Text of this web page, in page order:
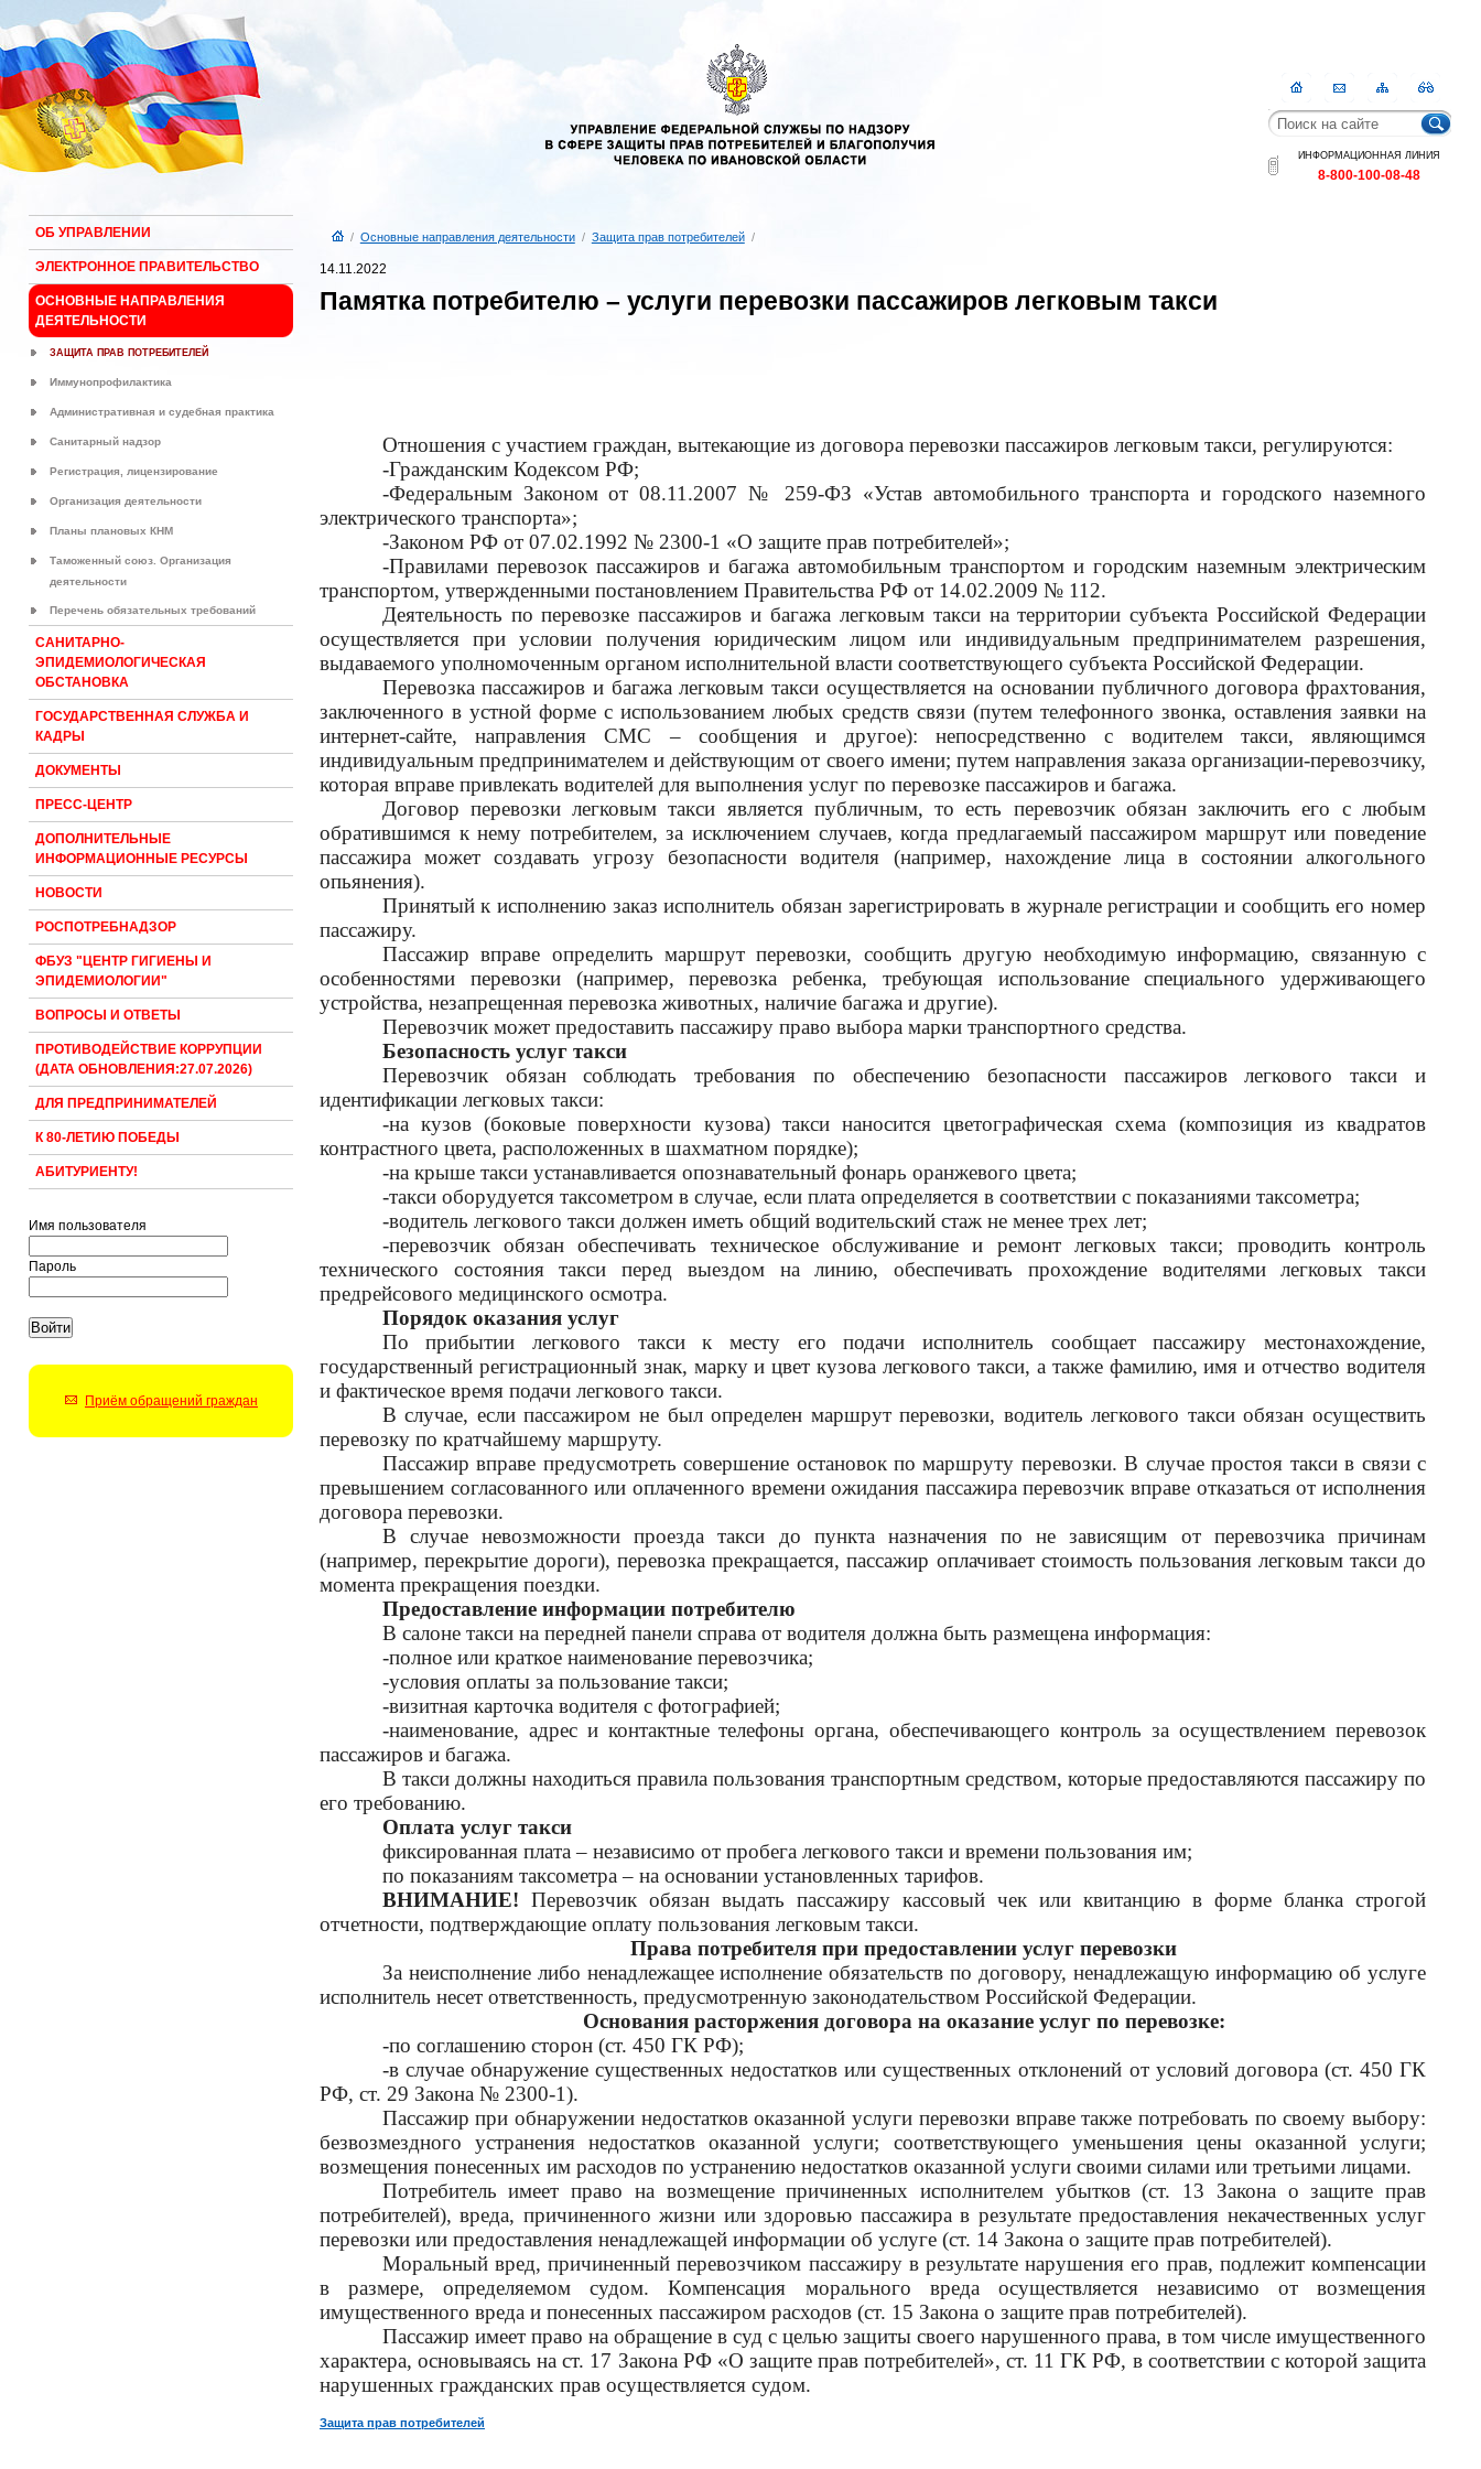
ГлавнаяКонтактыКарта
сайта
RSS
ИНФОРМАЦИОННАЯ ЛИНИЯ
8-800-100-08-48
ОБ УПРАВЛЕНИИ
ЭЛЕКТРОННОЕ ПРАВИТЕЛЬСТВО
ОСНОВНЫЕ НАПРАВЛЕНИЯ
ДЕЯТЕЛЬНОСТИ
ЗАЩИТА ПРАВ ПОТРЕБИТЕЛЕЙ
Иммунопрофилактика
Административная и судебная практика
Санитарный надзор
Регистрация, лицензирование
Организация деятельности
Планы плановых КНМ
Таможенный союз. Организация
деятельности
Перечень обязательных требований
САНИТАРНО-
ЭПИДЕМИОЛОГИЧЕСКАЯ
ОБСТАНОВКА
ГОСУДАРСТВЕННАЯ СЛУЖБА И
КАДРЫ
ДОКУМЕНТЫ
ПРЕСС-ЦЕНТР
ДОПОЛНИТЕЛЬНЫЕ
ИНФОРМАЦИОННЫЕ РЕСУРСЫ
НОВОСТИ
РОСПОТРЕБНАДЗОР
ФБУЗ "ЦЕНТР ГИГИЕНЫ И
ЭПИДЕМИОЛОГИИ"
ВОПРОСЫ И ОТВЕТЫ
ПРОТИВОДЕЙСТВИЕ КОРРУПЦИИ
(ДАТА ОБНОВЛЕНИЯ:27.07.2026)
ДЛЯ ПРЕДПРИНИМАТЕЛЕЙ
К 80-ЛЕТИЮ ПОБЕДЫ
АБИТУРИЕНТУ!
Имя пользователя
Пароль
Приём обращений граждан
/ Основные направления деятельности/ Защита прав потребителей/
14.11.2022
Памятка потребителю – услуги перевозки пассажиров легковым такси
Отношения с участием граждан, вытекающие из договора перевозки пассажиров легковым такси, регулируются:
-Гражданским Кодексом РФ;
-Федеральным Законом от 08.11.2007 № 259-ФЗ «Устав автомобильного транспорта и городского наземного
электрического транспорта»;
-Законом РФ от 07.02.1992 № 2300-1 «О защите прав потребителей»;
-Правилами перевозок пассажиров и багажа автомобильным транспортом и городским наземным электрическим
транспортом, утвержденными постановлением Правительства РФ от 14.02.2009 № 112.
Деятельность по перевозке пассажиров и багажа легковым такси на территории субъекта Российской Федерации
осуществляется при условии получения юридическим лицом или индивидуальным предпринимателем разрешения,
выдаваемого уполномоченным органом исполнительной власти соответствующего субъекта Российской Федерации.
Перевозка пассажиров и багажа легковым такси осуществляется на основании публичного договора фрахтования,
заключенного в устной форме с использованием любых средств связи (путем телефонного звонка, оставления заявки на
интернет-сайте, направления СМС – сообщения и другое): непосредственно с водителем такси, являющимся
индивидуальным предпринимателем и действующим от своего имени; путем направления заказа организации-перевозчику,
которая вправе привлекать водителей для выполнения услуг по перевозке пассажиров и багажа.
Договор перевозки легковым такси является публичным, то есть перевозчик обязан заключить его с любым
обратившимся к нему потребителем, за исключением случаев, когда предлагаемый пассажиром маршрут или поведение
пассажира может создавать угрозу безопасности водителя (например, нахождение лица в состоянии алкогольного
опьянения).
Принятый к исполнению заказ исполнитель обязан зарегистрировать в журнале регистрации и сообщить его номер
пассажиру.
Пассажир вправе определить маршрут перевозки, сообщить другую необходимую информацию, связанную с
особенностями перевозки (например, перевозка ребенка, требующая использование специального удерживающего
устройства, незапрещенная перевозка животных, наличие багажа и другие).
Перевозчик может предоставить пассажиру право выбора марки транспортного средства.
Безопасность услуг такси
Перевозчик обязан соблюдать требования по обеспечению безопасности пассажиров легкового такси и
идентификации легковых такси:
-на кузов (боковые поверхности кузова) такси наносится цветографическая схема (композиция из квадратов
контрастного цвета, расположенных в шахматном порядке);
-на крыше такси устанавливается опознавательный фонарь оранжевого цвета;
-такси оборудуется таксометром в случае, если плата определяется в соответствии с показаниями таксометра;
-водитель легкового такси должен иметь общий водительский стаж не менее трех лет;
-перевозчик обязан обеспечивать техническое обслуживание и ремонт легковых такси; проводить контроль
технического состояния такси перед выездом на линию, обеспечивать прохождение водителями легковых такси
предрейсового медицинского осмотра.
Порядок оказания услуг
По прибытии легкового такси к месту его подачи исполнитель сообщает пассажиру местонахождение,
государственный регистрационный знак, марку и цвет кузова легкового такси, а также фамилию, имя и отчество водителя
и фактическое время подачи легкового такси.
В случае, если пассажиром не был определен маршрут перевозки, водитель легкового такси обязан осуществить
перевозку по кратчайшему маршруту.
Пассажир вправе предусмотреть совершение остановок по маршруту перевозки. В случае простоя такси в связи с
превышением согласованного или оплаченного времени ожидания пассажира перевозчик вправе отказаться от исполнения
договора перевозки.
В случае невозможности проезда такси до пункта назначения по не зависящим от перевозчика причинам
(например, перекрытие дороги), перевозка прекращается, пассажир оплачивает стоимость пользования легковым такси до
момента прекращения поездки.
Предоставление информации потребителю
В салоне такси на передней панели справа от водителя должна быть размещена информация:
-полное или краткое наименование перевозчика;
-условия оплаты за пользование такси;
-визитная карточка водителя с фотографией;
-наименование, адрес и контактные телефоны органа, обеспечивающего контроль за осуществлением перевозок
пассажиров и багажа.
В такси должны находиться правила пользования транспортным средством, которые предоставляются пассажиру по
его требованию.
Оплата услуг такси
фиксированная плата – независимо от пробега легкового такси и времени пользования им;
по показаниям таксометра – на основании установленных тарифов.
ВНИМАНИЕ! Перевозчик обязан выдать пассажиру кассовый чек или квитанцию в форме бланка строгой
отчетности, подтверждающие оплату пользования легковым такси.
Права потребителя при предоставлении услуг перевозки
За неисполнение либо ненадлежащее исполнение обязательств по договору, ненадлежащую информацию об услуге
исполнитель несет ответственность, предусмотренную законодательством Российской Федерации.
Основания расторжения договора на оказание услуг по перевозке:
-по соглашению сторон (ст. 450 ГК РФ);
-в случае обнаружение существенных недостатков или существенных отклонений от условий договора (ст. 450 ГК
РФ, ст. 29 Закона № 2300-1).
Пассажир при обнаружении недостатков оказанной услуги перевозки вправе также потребовать по своему выбору:
безвозмездного устранения недостатков оказанной услуги; соответствующего уменьшения цены оказанной услуги;
возмещения понесенных им расходов по устранению недостатков оказанной услуги своими силами или третьими лицами.
Потребитель имеет право на возмещение причиненных исполнителем убытков (ст. 13 Закона о защите прав
потребителей), вреда, причиненного жизни или здоровью пассажира в результате предоставления некачественных услуг
перевозки или предоставления ненадлежащей информации об услуге (ст. 14 Закона о защите прав потребителей).
Моральный вред, причиненный перевозчиком пассажиру в результате нарушения его прав, подлежит компенсации
в размере, определяемом судом. Компенсация морального вреда осуществляется независимо от возмещения
имущественного вреда и понесенных пассажиром расходов (ст. 15 Закона о защите прав потребителей).
Пассажир имеет право на обращение в суд с целью защиты своего нарушенного права, в том числе имущественного
характера, основываясь на ст. 17 Закона РФ «О защите прав потребителей», ст. 11 ГК РФ, в соответствии с которой защита
нарушенных гражданских прав осуществляется судом.
Защита прав потребителей